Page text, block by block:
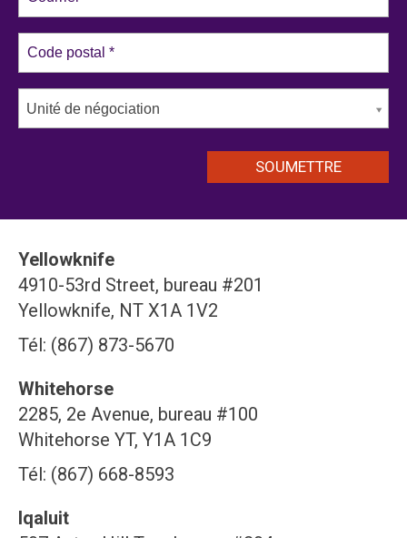
Unité de négociation
Yellowknife
4910-53rd Street, bureau #201
Yellowknife, NT X1A 1V2
Tél: (867) 873-5670
Whitehorse
2285, 2e Avenue, bureau #100
Whitehorse YT, Y1A 1C9
Tél: (867) 668-8593
Iqaluit